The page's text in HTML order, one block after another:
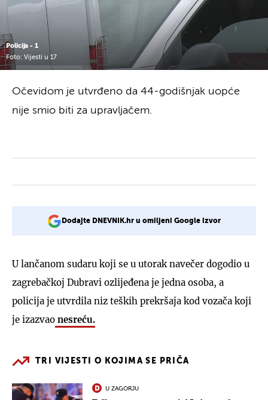
Policija - 1
Foto: Vijesti u 17
Očevidom je utvrđeno da 44-godišnjak uopće
nije smio biti za upravljačem.
Dodajte DNEVNIK.hr u omiljeni Google izvor
U lančanom sudaru koji se u utorak navečer dogodio u
zagrebačkoj Dubravi ozlijeđena je jedna osoba, a
policija je utvrdila niz teških prekršaja kod vozača koji
je izazvao nesreću.
TRI VIJESTI O KOJIMA SE PRIČA
U ZAGORJU